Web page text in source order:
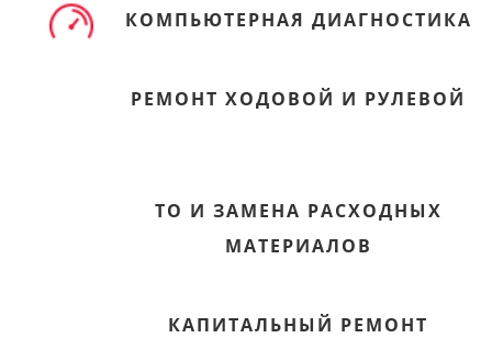
КОМПЬЮТЕРНАЯ ДИАГНОСТИКА
РЕМОНТ ХОДОВОЙ И РУЛЕВОЙ
ТО И ЗАМЕНА РАСХОДНЫХ
МАТЕРИАЛОВ
КАПИТАЛЬНЫЙ РЕМОНТ